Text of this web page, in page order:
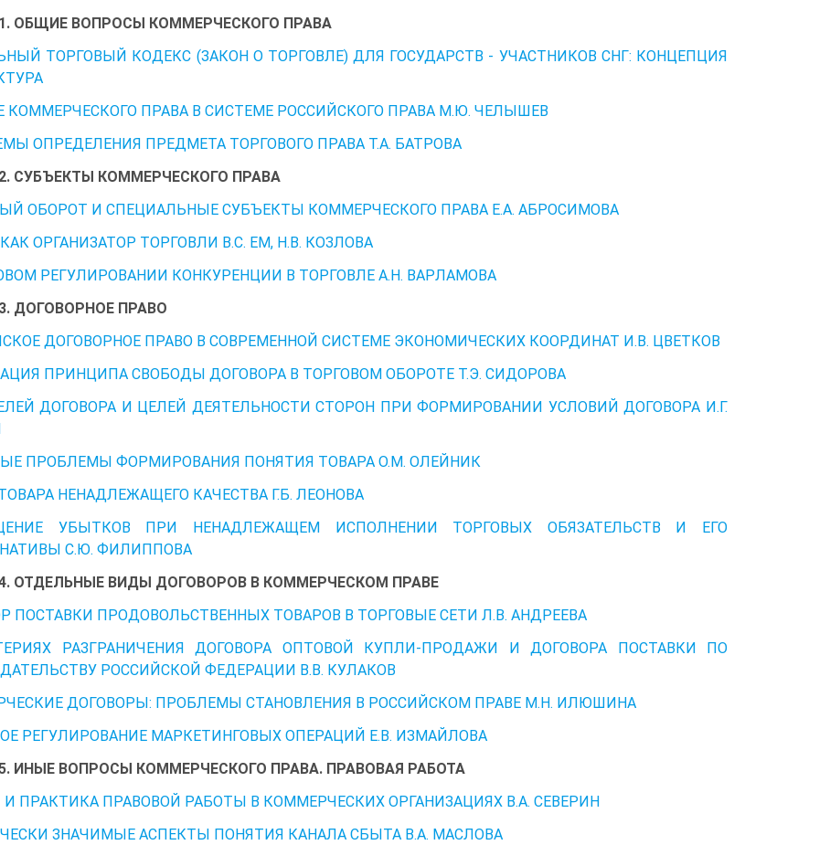
1. ОБЩИЕ ВОПРОСЫ КОММЕРЧЕСКОГО ПРАВА
ТОРГОВЫЙ КОДЕКС (ЗАКОН О ТОРГОВЛЕ) ДЛЯ ГОСУДАРСТВ - УЧАСТНИКОВ СНГ: КОНЦЕПЦИЯ
КОММЕРЧЕСКОГО ПРАВА В СИСТЕМЕ РОССИЙСКОГО ПРАВА М.Ю. ЧЕЛЫШЕВ
ОПРЕДЕЛЕНИЯ ПРЕДМЕТА ТОРГОВОГО ПРАВА Т.А. БАТРОВА
2. СУБЪЕКТЫ КОММЕРЧЕСКОГО ПРАВА
ОБОРОТ И СПЕЦИАЛЬНЫЕ СУБЪЕКТЫ КОММЕРЧЕСКОГО ПРАВА Е.А. АБРОСИМОВА
ОРГАНИЗАТОР ТОРГОВЛИ В.С. ЕМ, Н.В. КОЗЛОВА
РЕГУЛИРОВАНИИ КОНКУРЕНЦИИ В ТОРГОВЛЕ А.Н. ВАРЛАМОВА
ДОГОВОРНОЕ ПРАВО
ДОГОВОРНОЕ ПРАВО В СОВРЕМЕННОЙ СИСТЕМЕ ЭКОНОМИЧЕСКИХ КООРДИНАТ И.В. ЦВЕТКОВ
ПРИНЦИПА СВОБОДЫ ДОГОВОРА В ТОРГОВОМ ОБОРОТЕ Т.Э. СИДОРОВА
ДОГОВОРА И ЦЕЛЕЙ ДЕЯТЕЛЬНОСТИ СТОРОН ПРИ ФОРМИРОВАНИИ УСЛОВИЙ ДОГОВОРА И.Г.
ПРОБЛЕМЫ ФОРМИРОВАНИЯ ПОНЯТИЯ ТОВАРА О.М. ОЛЕЙНИК
НЕНАДЛЕЖАЩЕГО КАЧЕСТВА Г.Б. ЛЕОНОВА
УБЫТКОВ ПРИ НЕНАДЛЕЖАЩЕМ ИСПОЛНЕНИИ ТОРГОВЫХ ОБЯЗАТЕЛЬСТВ И ЕГО
С.Ю. ФИЛИППОВА
4. ОТДЕЛЬНЫЕ ВИДЫ ДОГОВОРОВ В КОММЕРЧЕСКОМ ПРАВЕ
ПОСТАВКИ ПРОДОВОЛЬСТВЕННЫХ ТОВАРОВ В ТОРГОВЫЕ СЕТИ Л.В. АНДРЕЕВА
РАЗГРАНИЧЕНИЯ ДОГОВОРА ОПТОВОЙ КУПЛИ-ПРОДАЖИ И ДОГОВОРА ПОСТАВКИ ПО
РОССИЙСКОЙ ФЕДЕРАЦИИ В.В. КУЛАКОВ
ДОГОВОРЫ: ПРОБЛЕМЫ СТАНОВЛЕНИЯ В РОССИЙСКОМ ПРАВЕ М.Н. ИЛЮШИНА
РЕГУЛИРОВАНИЕ МАРКЕТИНГОВЫХ ОПЕРАЦИЙ Е.В. ИЗМАЙЛОВА
5. ИНЫЕ ВОПРОСЫ КОММЕРЧЕСКОГО ПРАВА. ПРАВОВАЯ РАБОТА
И ПРАКТИКА ПРАВОВОЙ РАБОТЫ В КОММЕРЧЕСКИХ ОРГАНИЗАЦИЯХ В.А. СЕВЕРИН
ЗНАЧИМЫЕ АСПЕКТЫ ПОНЯТИЯ КАНАЛА СБЫТА В.А. МАСЛОВА